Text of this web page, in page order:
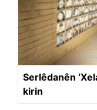
Serlêdanên
kirin